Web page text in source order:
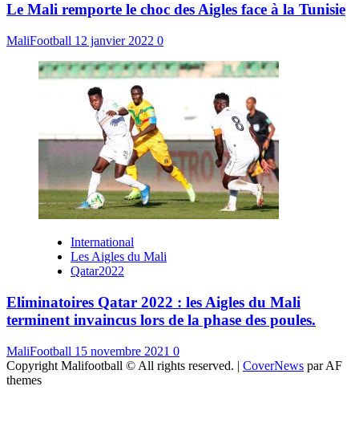
Le Mali remporte le choc des Aigles face à la Tunisie
MaliFootball 12 janvier 2022 0
International
Les Aigles du Mali
Qatar2022
Eliminatoires Qatar 2022 : les Aigles du Mali
terminent invaincus lors de la phase des poules.
MaliFootball 15 novembre 2021 0
Copyright Malifootball © All rights reserved. | CoverNews par AF
themes